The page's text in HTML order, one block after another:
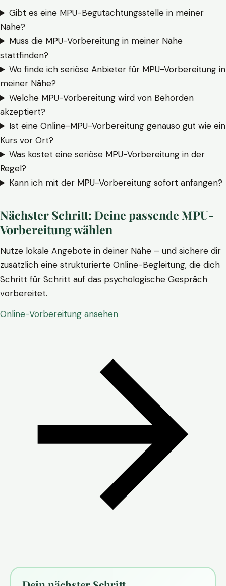
Gibt es eine MPU-Begutachtungsstelle in meiner
Nähe?
Muss die MPU-Vorbereitung in meiner Nähe
stattfinden?
Wo finde ich seriöse Anbieter für MPU-Vorbereitung in
meiner Nähe?
Welche MPU-Vorbereitung wird von Behörden
akzeptiert?
Ist eine Online-MPU-Vorbereitung genauso gut wie ein
Kurs vor Ort?
Was kostet eine seriöse MPU-Vorbereitung in der
Regel?
Kann ich mit der MPU-Vorbereitung sofort anfangen?
Nächster Schritt: Deine passende MPU-
Vorbereitung wählen
Nutze lokale Angebote in deiner Nähe – und sichere dir
zusätzlich eine strukturierte Online-Begleitung, die dich
Schritt für Schritt auf das psychologische Gespräch
vorbereitet.
Online-Vorbereitung ansehen